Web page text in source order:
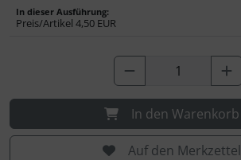
In dieser Ausführung:
Preis/Artikel 4,50 EUR
In den Warenkorb
Auf den Merkzettel
Personalisierte Produkte
Taschen